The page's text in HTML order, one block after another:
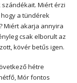
Miért érzi
a tündérek
Miért akarja annyira
csak elborult az
kövér betűs igen.
hétre
Mór fontos